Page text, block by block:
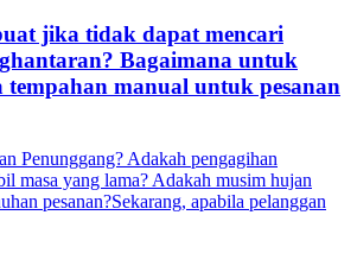
jika tidak dapat mencari
Bagaimana untuk
tempahan manual untuk pesanan
Penunggang? Adakah pengagihan
masa yang lama? Adakah musim hujan
pesanan?Sekarang, apabila pelanggan